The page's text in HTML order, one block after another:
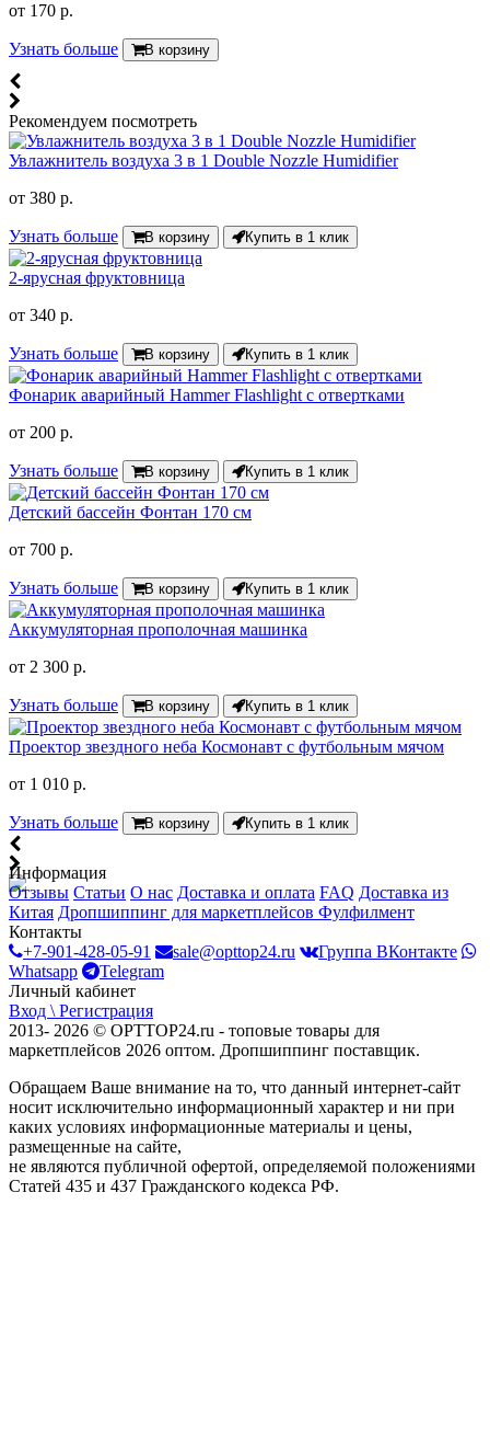
от 170 р.
Узнать больше В корзину
Рекомендуем посмотреть
Увлажнитель воздуха 3 в 1 Double Nozzle Humidifier
от 380 р.
Узнать больше В корзину Купить в 1 клик
2-ярусная фруктовница
от 340 р.
Узнать больше В корзину Купить в 1 клик
Фонарик аварийный Hammer Flashlight с отвертками
от 200 р.
Узнать больше В корзину Купить в 1 клик
Детский бассейн Фонтан 170 см
от 700 р.
Узнать больше В корзину Купить в 1 клик
Аккумуляторная прополочная машинка
от 2 300 р.
Узнать больше В корзину Купить в 1 клик
Проектор звездного неба Космонавт с футбольным мячом
от 1 010 р.
Узнать больше В корзину Купить в 1 клик
Информация
Отзывы Статьи О нас Доставка и оплата FAQ Доставка из
Китая Дропшиппинг для маркетплейсов Фулфилмент
Контакты
+7-901-428-05-91
sale@opttop24.ru
Группа ВКонтакте
Whatsapp
Telegram
Личный кабинет
Вход \ Регистрация
2013- 2026 © OPTTOP24.ru - топовые товары для
маркетплейсов 2026 оптом. Дропшиппинг поставщик.
Обращаем Ваше внимание на то, что данный интернет-сайт
носит исключительно информационный характер и ни при
каких условиях информационные материалы и цены,
размещенные на сайте,
не являются публичной офертой, определяемой положениями
Статей 435 и 437 Гражданского кодекса РФ.